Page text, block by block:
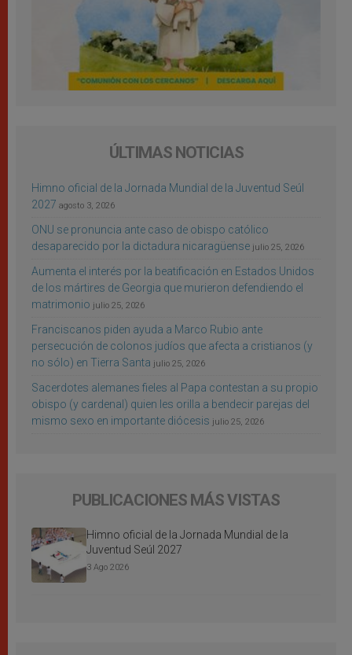
ÚLTIMAS NOTICIAS
Himno oficial de la Jornada Mundial de la Juventud Seúl
2027 agosto 3, 2026
ONU se pronuncia ante caso de obispo católico
desaparecido por la dictadura nicaragüense julio 25, 2026
Aumenta el interés por la beatificación en Estados Unidos
de los mártires de Georgia que murieron defendiendo el
matrimonio julio 25, 2026
Franciscanos piden ayuda a Marco Rubio ante
persecución de colonos judíos que afecta a cristianos (y
no sólo) en Tierra Santa julio 25, 2026
Sacerdotes alemanes fieles al Papa contestan a su propio
obispo (y cardenal) quien les orilla a bendecir parejas del
mismo sexo en importante diócesis julio 25, 2026
PUBLICACIONES MÁS VISTAS
Himno oficial de la Jornada Mundial de la
Juventud Seúl 2027
3 Ago 2026